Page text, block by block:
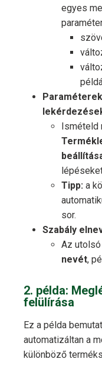
egyes
Tipp: a
sor.
Szabály
Az
nevét,
2. példa:
felülírása
Ez a példa
automatizáltan a
különböző